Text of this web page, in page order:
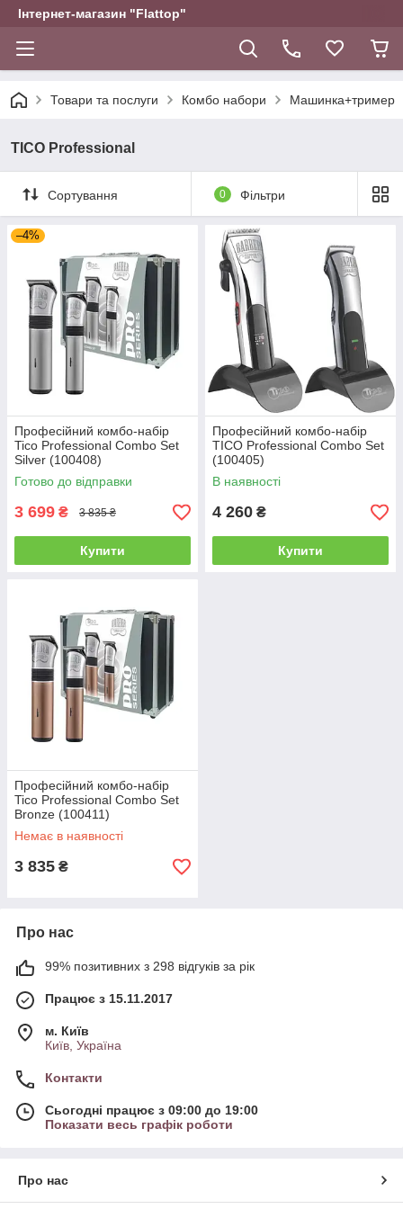
Інтернет-магазин "Flattop"
Товари та послуги Комбо набори Машинка+тример
TICO Professional
Сортування 0 Фільтри
–4%
Професійний комбо-набір
Tico Professional Combo Set
Silver (100408)
Готово до відправки
3 699 ₴ 3 835 ₴
Купити
Професійний комбо-набір
TICO Professional Combo Set
(100405)
В наявності
4 260 ₴
Купити
Професійний комбо-набір
Tico Professional Combo Set
Bronze (100411)
Немає в наявності
3 835 ₴
Про нас
99% позитивних з 298 відгуків за рік
Працює з 15.11.2017
м. Київ
Київ, Україна
Контакти
Сьогодні працює з 09:00 до 19:00
Показати весь графік роботи
Про нас